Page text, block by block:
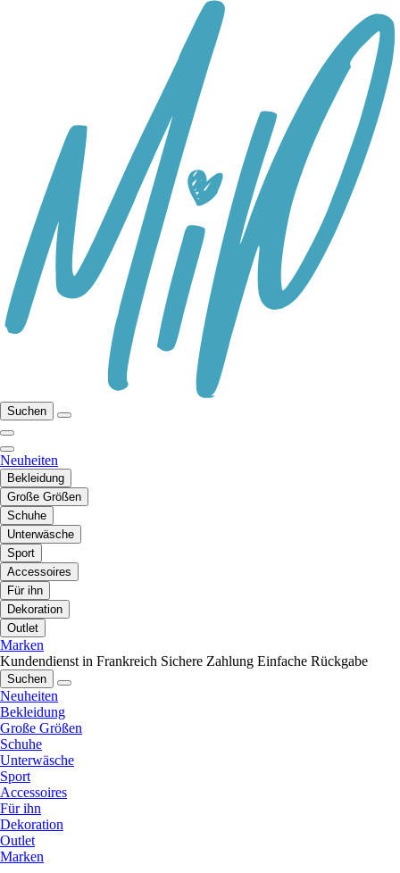
Suchen
Neuheiten
Bekleidung
Große Größen
Schuhe
Unterwäsche
Sport
Accessoires
Für ihn
Dekoration
Outlet
Marken
Kundendienst in Frankreich Sichere Zahlung Einfache Rückgabe
Suchen
Neuheiten
Bekleidung
Große Größen
Schuhe
Unterwäsche
Sport
Accessoires
Für ihn
Dekoration
Outlet
Marken